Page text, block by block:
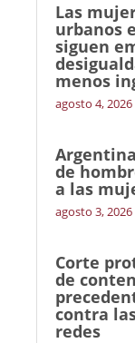
Las
urbanos
siguen
menos
agosto 4, 2026
de
a las
agosto 3, 2026
Corte
de
contra
redes